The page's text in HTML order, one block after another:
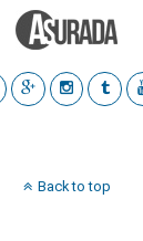
Back to top